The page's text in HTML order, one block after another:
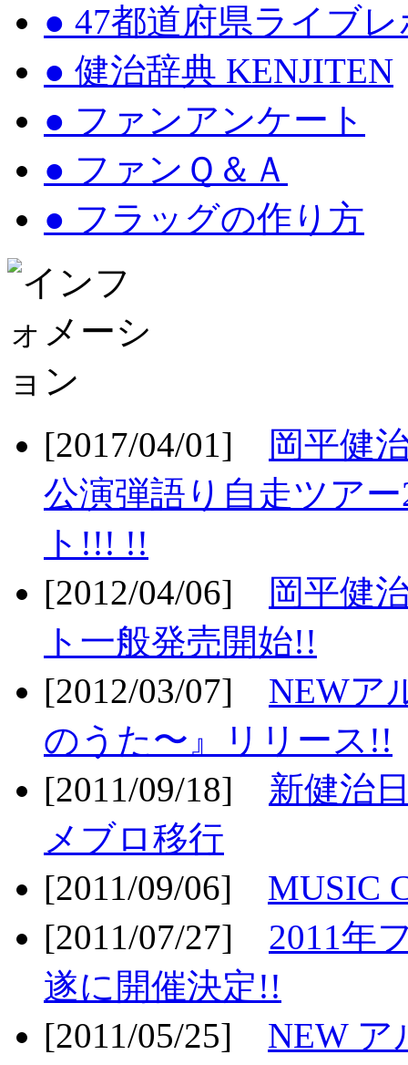
● 47都道府県ライブ
● 健治辞典 KENJITEN
● ファンアンケート
● ファンＱ＆Ａ
● フラッグの作り方
[2017/04/01]
岡平健
公演弾語り自走ツア
ト!!! !!
[2012/04/06]
岡平健
ト一般発売開始!!
[2012/03/07] NEWア
のうた〜』リリース!!
[2011/09/18] 新健治
メブロ移行
[2011/09/06] MUSIC
[2011/07/27] 2011年
遂に開催決定!!
[2011/05/25] NEW